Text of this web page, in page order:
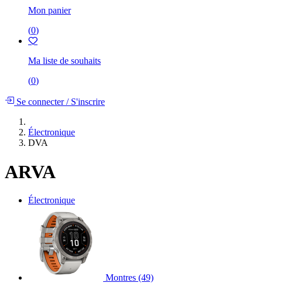
Mon panier
(0)
Ma liste de souhaits
(0)
Se connecter/S'inscrire
Électronique
DVA
ARVA
Électronique
Montres (49)